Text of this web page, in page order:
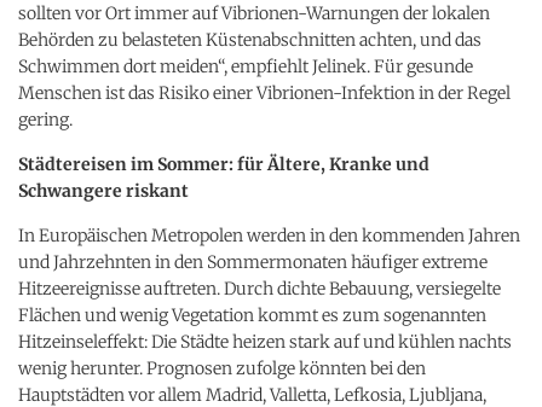
sollten vor Ort immer auf Vibrionen-Warnungen der lokalen
Behörden zu belasteten Küstenabschnitten achten, und das
Schwimmen dort meiden“, empfiehlt Jelinek. Für gesunde
Menschen ist das Risiko einer Vibrionen-Infektion in der Regel
gering.
Städtereisen im Sommer: für Ältere, Kranke und
Schwangere riskant
In Europäischen Metropolen werden in den kommenden Jahren
und Jahrzehnten in den Sommermonaten häufiger extreme
Hitzeereignisse auftreten. Durch dichte Bebauung, versiegelte
Flächen und wenig Vegetation kommt es zum sogenannten
Hitzeinseleffekt: Die Städte heizen stark auf und kühlen nachts
wenig herunter. Prognosen zufolge könnten bei den
Hauptstädten vor allem Madrid, Valletta, Lefkosia, Ljubljana,